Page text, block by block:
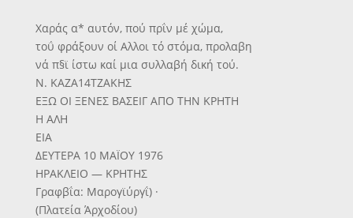
Χαράς α* αυτόν, πού πρΐν μέ χώμα,
τοΰ φράξουν οί Αλλοι τό στόμα, προλαβη
νά π§ϊ ίστω καί μια συλλαβή δική τού.
Ν. ΚΑΖΑ14ΤΖΑΚΗΣ
ΕΞΩ ΟΙ ΞΕΝΕΣ ΒΑΣΕΙΓ ΑΠΟ ΤΗΝ ΚΡΗΤΗ
Η ΑΛΗ
ΕΙΑ
ΔΕΥΤΕΡΑ 10 ΜΑΪΟΥ 1976
ΗΡΑΚΛΕΙΟ — ΚΡΗΤΗΣ
Γραφβΐα: Μαρογϊύργΐ) ·
(Πλατεία Άρχοδίου)